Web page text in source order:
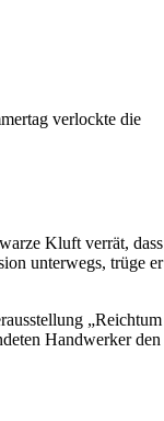
verlockte die
Kluft verrät, dass
unterwegs, trüge er
„Reichtum
Handwerker den